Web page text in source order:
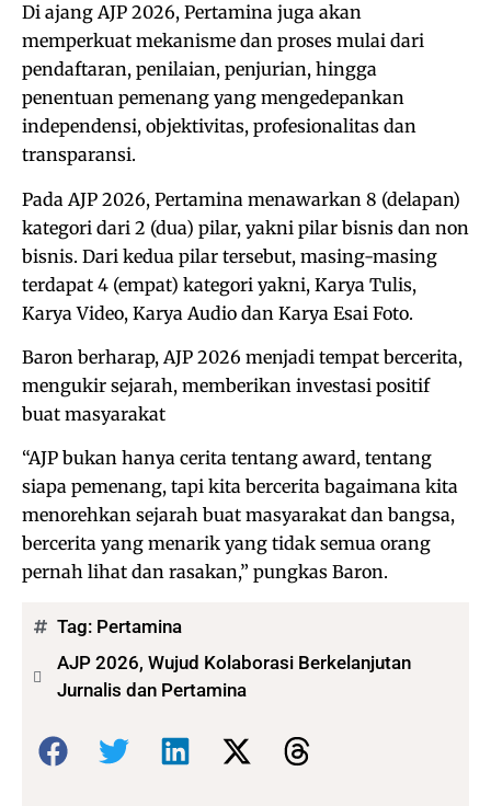
Di ajang AJP 2026, Pertamina juga akan
memperkuat mekanisme dan proses mulai dari
pendaftaran, penilaian, penjurian, hingga
penentuan pemenang yang mengedepankan
independensi, objektivitas, profesionalitas dan
transparansi.
Pada AJP 2026, Pertamina menawarkan 8 (delapan)
kategori dari 2 (dua) pilar, yakni pilar bisnis dan non
bisnis. Dari kedua pilar tersebut, masing-masing
terdapat 4 (empat) kategori yakni, Karya Tulis,
Karya Video, Karya Audio dan Karya Esai Foto.
Baron berharap, AJP 2026 menjadi tempat bercerita,
mengukir sejarah, memberikan investasi positif
buat masyarakat
“AJP bukan hanya cerita tentang award, tentang
siapa pemenang, tapi kita bercerita bagaimana kita
menorehkan sejarah buat masyarakat dan bangsa,
bercerita yang menarik yang tidak semua orang
pernah lihat dan rasakan,” pungkas Baron.
Tag: Pertamina
AJP 2026, Wujud Kolaborasi Berkelanjutan
Jurnalis dan Pertamina
Bagikan: